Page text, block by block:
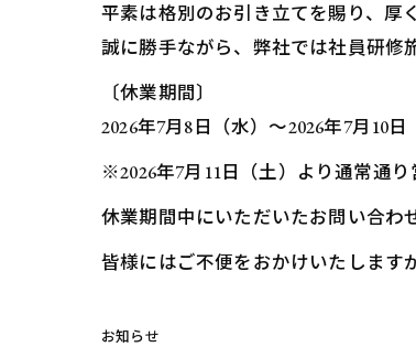
平素は格別のお引き立てを賜り、厚
誠に勝手ながら、弊社では社員研修
〔休業期間〕
2026年7月8日（水）～2026年7月10日
※2026年7月11日（土）より通常通り
休業期間中にいただいたお問い合わ
皆様にはご不便をおかけいたします
お知らせ